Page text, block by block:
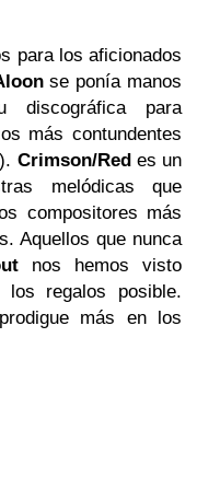
para los aficionados
se ponía manos
para
más contundentes
Crimson/Redes un
melódicas que
compositores más
Aquellos que nunca
nos hemos visto
los regalos posible.
más en los